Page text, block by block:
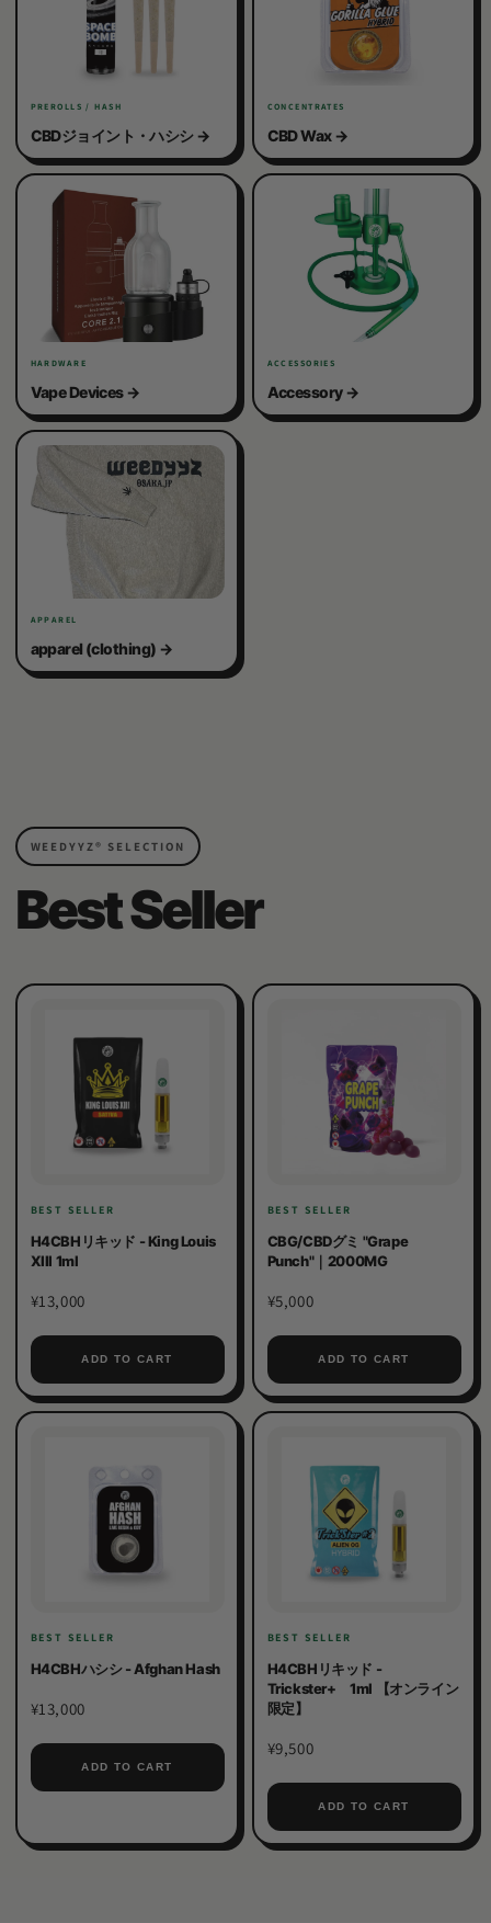
PREROLLS / HASH
CBDジョイント・ハシシ
CONCENTRATES
CBD Wax
HARDWARE
Vape Devices
ACCESSORIES
Accessory
APPAREL
apparel (clothing)
WEEDYYZ®︎ SELECTION
Best Seller
BEST SELLER
H4CBHリキッド - King Louis
XIII 1ml
¥13,000
ADD TO CART
BEST SELLER
CBG/CBDグミ "Grape
Punch"｜2000MG
¥5,000
ADD TO CART
BEST SELLER
H4CBHハシシ - Afghan Hash
¥13,000
ADD TO CART
BEST SELLER
H4CBHリキッド -
Trickster+ 1ml 【オンライン
限定】
¥9,500
ADD TO CART